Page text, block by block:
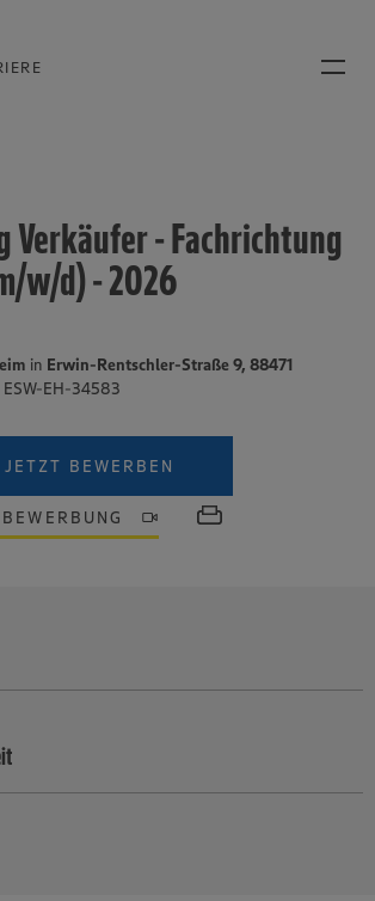
Verkäufer - Fachrichtung
w/d) - 2026
in Erwin-Rentschler-Straße 9, 88471
EH-34583
JETZT BEWERBEN